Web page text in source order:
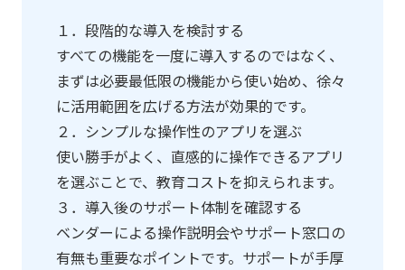
１．段階的な導入を検討する
すべての機能を一度に導入するのではなく、
まずは必要最低限の機能から使い始め、徐々
に活用範囲を広げる方法が効果的です。
２．シンプルな操作性のアプリを選ぶ
使い勝手がよく、直感的に操作できるアプリ
を選ぶことで、教育コストを抑えられます。
３．導入後のサポート体制を確認する
ベンダーによる操作説明会やサポート窓口の
有無も重要なポイントです。サポートが手厚